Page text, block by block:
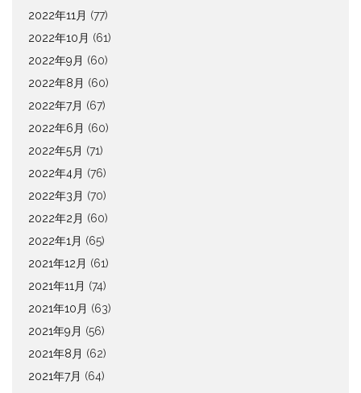
2022年11月 (77)
2022年10月 (61)
2022年9月 (60)
2022年8月 (60)
2022年7月 (67)
2022年6月 (60)
2022年5月 (71)
2022年4月 (76)
2022年3月 (70)
2022年2月 (60)
2022年1月 (65)
2021年12月 (61)
2021年11月 (74)
2021年10月 (63)
2021年9月 (56)
2021年8月 (62)
2021年7月 (64)